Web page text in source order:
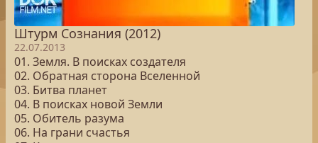
Штурм Сознания (2012)
22.07.2013
01. Земля. В поисках создателя
02. Обратная сторона Вселенной
03. Битва планет
04. В поисках новой Земли
05. Обитель разума
06. На грани счастья